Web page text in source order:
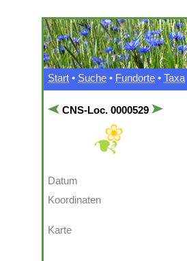
Start • Suche • Fundorte • Taxa
CNS-Loc. 0000529
Datum
Koordinaten
Karte